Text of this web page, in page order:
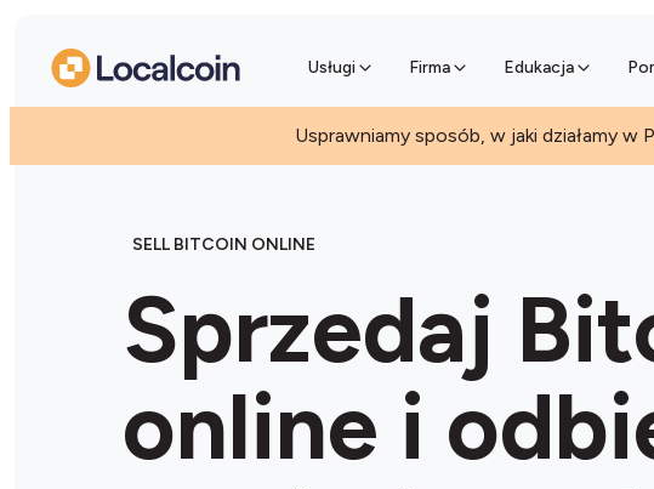
Usługi Firma Edukacja
Pomiń kolejkę przy Bitomacie
Usprawniamy sposób, w jaki działamy
SELL BITCOIN ONLINE
Sprzedaj
online i